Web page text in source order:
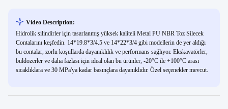
Video Description:
Hidrolik silindirler için tasarlanmış yüksek kaliteli Metal PU NBR Toz Silecek
Contalarını keşfedin. 14*19.8*3/4.5 ve 14*22*3/4 gibi modellerin de yer aldığı
bu contalar, zorlu koşullarda dayanıklılık ve performans sağlıyor. Ekskavatörler,
buldozerler ve daha fazlası için ideal olan bu ürünler, -20°C ile +100°C arası
sıcaklıklara ve 30 MPa'ya kadar basınçlara dayanıklıdır. Özel seçenekler mevcut.